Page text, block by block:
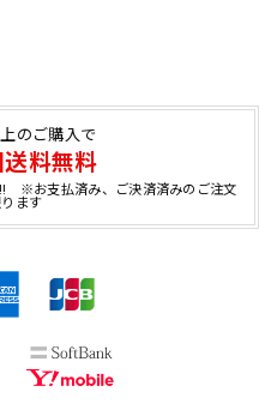
のご購入で
料無料
※お支払済み、ご決済済みのご注文
ます